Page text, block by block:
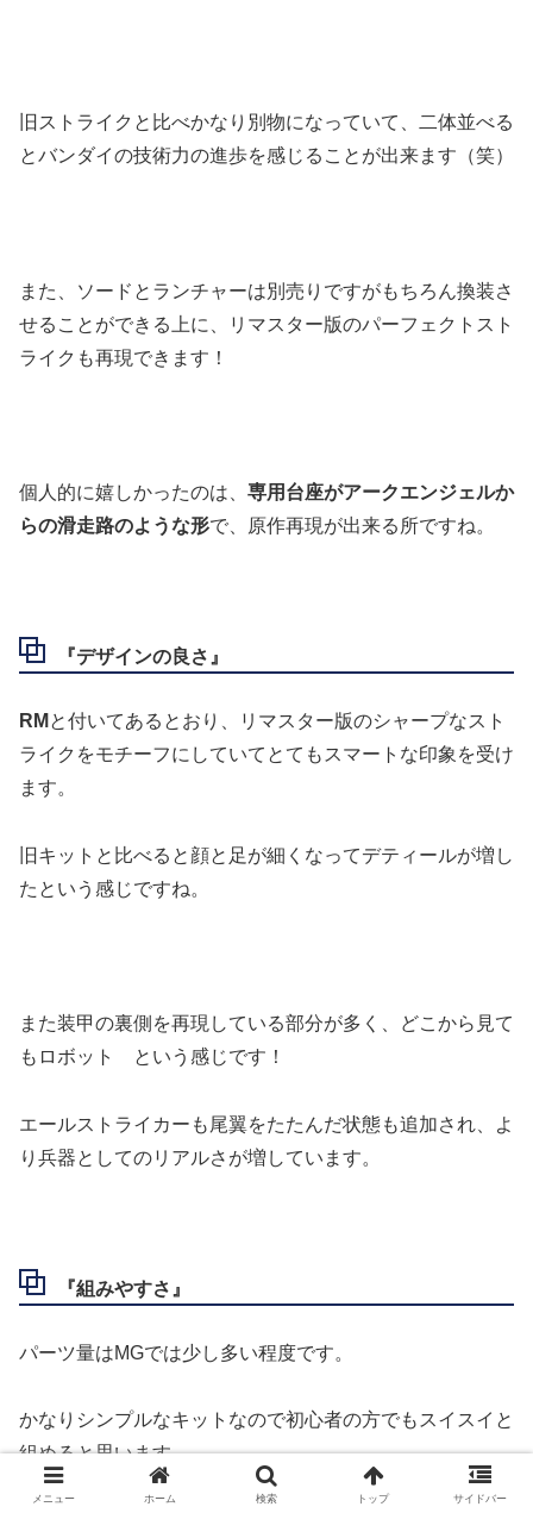
旧ストライクと比べかなり別物になっていて、二体並べる
とバンダイの技術力の進歩を感じることが出来ます（笑）
また、ソードとランチャーは別売りですがもちろん換装さ
せることができる上に、リマスター版のパーフェクトスト
ライクも再現できます！
個人的に嬉しかったのは、 専用台座がアークエンジェルか
らの滑走路のような形で、原作再現が出来る所ですね。
『デザインの良さ』
RM と付いてあるとおり、リマスター版のシャープなスト
ライクをモチーフにしていてとてもスマートな印象を受け
ます。
旧キットと比べると顔と足が細くなってデティールが増し
たという感じですね。
また装甲の裏側を再現している部分が多く、どこから見て
もロボット という感じです！
エールストライカーも尾翼をたたんだ状態も追加され、よ
り兵器としてのリアルさが増しています。
『組みやすさ』
パーツ量はMGでは少し多い程度です。
かなりシンプルなキットなので初心者の方でもスイスイと
組めると思います。
メニュー ホーム 検索 トップ サイドバー